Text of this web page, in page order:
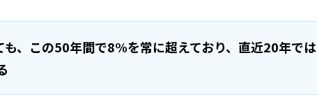
も、この50年間で8%を常に超えており、直近20年では